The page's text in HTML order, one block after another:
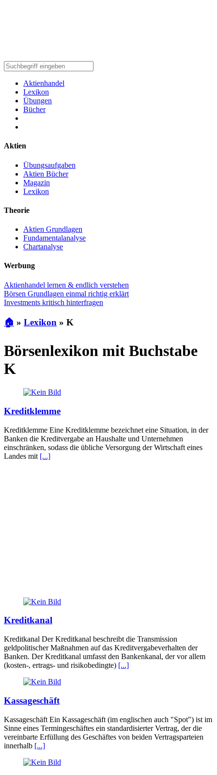
Aktienhandel
Lexikon
Übungen
Bücher
Aktien
Übungsaufgaben
Aktien Bücher
Magazin
Lexikon
Theorie
Aktien Grundlagen
Fundamentalanalyse
Chartanalyse
Werbung
Aktienhandel lernen & endlich verstehen
Börsen Grundlagen einmal richtig erklärt
Investments kritisch hinterfragen
🏠 » Lexikon » K
Börsenlexikon mit Buchstabe
K
Kreditklemme
Kreditklemme Eine Kreditklemme bezeichnet eine Situation, in der
Banken die Kreditvergabe an Haushalte und Unternehmen
einschränken, sodass die übliche Versorgung der Wirtschaft eines
Landes mit [...]
Kreditkanal
Kreditkanal Der Kreditkanal beschreibt die Transmission
geldpolitischer Maßnahmen auf das Kreditvergabeverhalten der
Banken. Der Kreditkanal umfasst den Bankenkanal, der vor allem
(kosten-, ertrags- und risikobedingte) [...]
Kassageschäft
Kassageschäft Ein Kassageschäft (im englischen auch "Spot") ist im
Sinne eines Termingeschäftes ein standardisierter Vertrag, der die
vereinbarte Erfüllung des Geschäftes von beiden Vertragsparteien
innerhalb [...]